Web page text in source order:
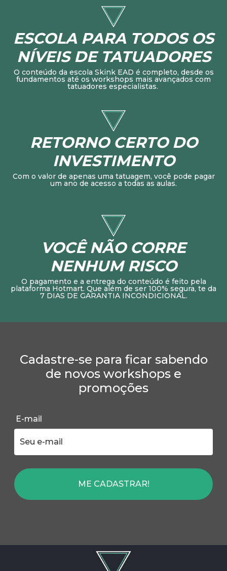
ESCOLA PARA TODOS OS
NÍVEIS DE TATUADORES
O conteúdo da escola Skink EAD é completo, desde os
fundamentos até os workshops mais avançados com
tatuadores especialistas.
RETORNO CERTO DO
INVESTIMENTO
Com o valor de apenas uma tatuagem, você pode pagar
um ano de acesso a todas as aulas.
VOCÊ NÃO CORRE
NENHUM RISCO
O pagamento e a entrega do conteúdo é feito pela
plataforma Hotmart. Que além de ser 100% segura, te da
7 DIAS DE GARANTIA INCONDICIONAL.
Cadastre-se para ficar sabendo
de novos workshops e
promoções
E-mail
ME CADASTRAR!